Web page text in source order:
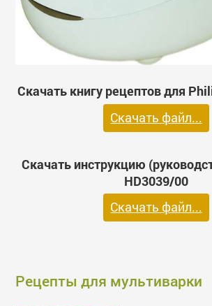
Скачать книгу рецептов для
Скачать файл...
Скачать инструкцию
HD3039/00
Скачать файл...
Рецепты для мультиварки